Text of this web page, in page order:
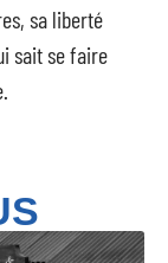
sa liberté
sait se faire